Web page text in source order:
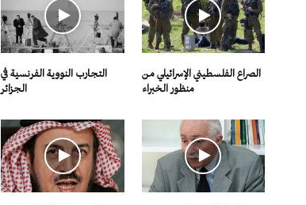
التجارب النووية الفرنسية في
الجزائر
الصراع الفلسطيني الإسرائيلي من
منظور الخبراء